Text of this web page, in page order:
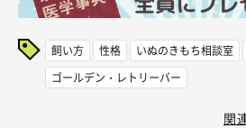
飼い方 性格 いぬのきもち相談室
ゴールデン・レトリーバー
関